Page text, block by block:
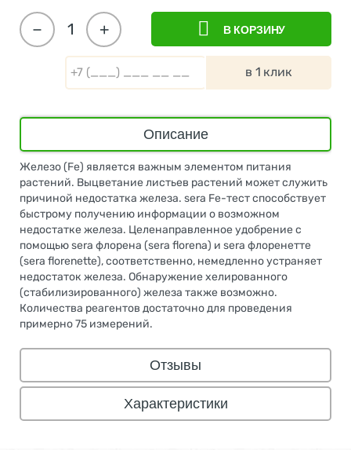
+
− В КОРЗИНУ
в 1 клик
Описание
Железо (Fe) является важным элементом питания
растений. Выцветание листьев растений может служить
причиной недостатка железа. sera Fe-тест способствует
быстрому получению информации о возможном
недостатке железа. Целенаправленное удобрение с
помощью sera флорена (sera florena) и sera флоренетте
(sera florenette), соответственно, немедленно устраняет
недостаток железа. Обнаружение хелированного
(стабилизированного) железа также возможно.
Количества реагентов достаточно для проведения
примерно 75 измерений.
Отзывы
Характеристики